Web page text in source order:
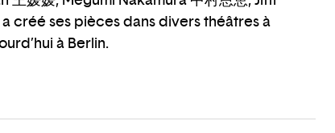
créé ses pièces dans divers théâtres à
à Berlin.